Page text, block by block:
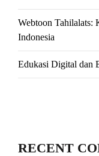
Webtoon
Indonesia
Edukasi Digital dan
RECENT